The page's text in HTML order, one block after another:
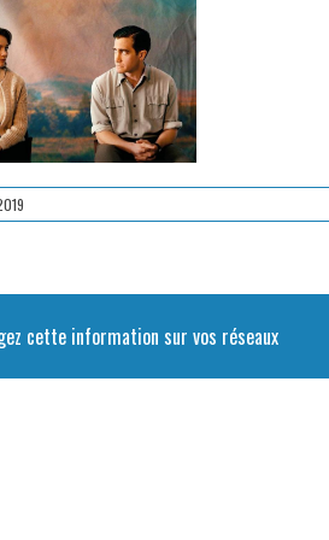
cette information sur vos réseaux